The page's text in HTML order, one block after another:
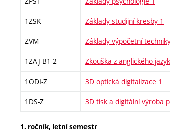
1ZSK Základy studijní kresby 1
ZVM Základy výpočetní
1ZAJ-B1-2 Zkouška z anglického
1ODI-Z 3D optická digitalizace 1
1DS-Z 3D tisk a digitální výroba
1. ročník, letní semestr